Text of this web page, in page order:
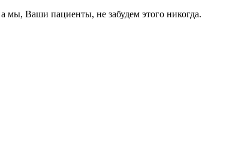
мы, Ваши пациенты, не забудем этого никогда.